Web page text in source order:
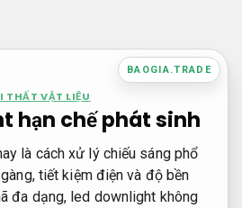
BAOGIA.TRADE
THẤT VẬT LIỆU
hạn chế phát sinh
là cách xử lý chiếu sáng phổ
tiết kiệm điện và độ bền
đa dạng, led downlight không